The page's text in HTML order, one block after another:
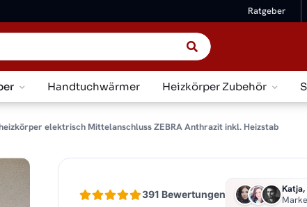
Ratgeber
Handtuchwärmer Heizkörper Zubehör
elektrisch Mittelanschluss ZEBRA Anthrazit inkl. Heizstab
391 Bewertungen Katja,